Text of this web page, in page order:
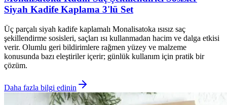
Siyah Kadife Kaplama 3'lü Set
Üç parçalı siyah kadife kaplamalı Monalisatoka ısısız saç
şekillendirme sosisleri, saçları ısı kullanmadan hacim ve dalga etkisi
verir. Olumlu geri bildirimlere rağmen yüzey ve malzeme
konusunda bazı eleştiriler içerir; günlük kullanım için pratik bir
çözüm.
Daha fazla bilgi edinin